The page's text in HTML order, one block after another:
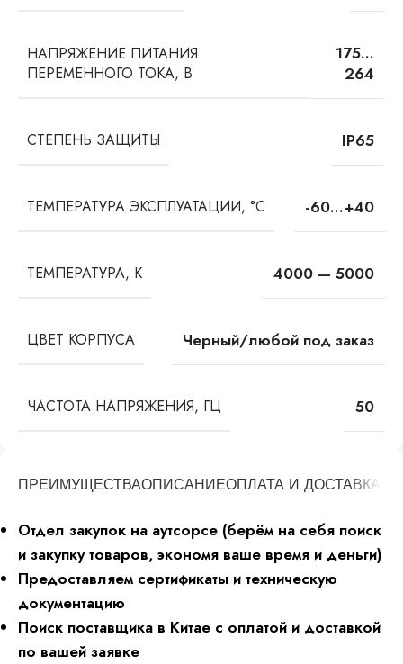
ПРЕИМУЩЕСТВАОПИСАНИЕОПЛАТА И ДОСТАВКА
Отдел закупок на аутсорсе (берём на себя поиск
и закупку товаров, экономя ваше время и деньги)
Предоставляем сертификаты и техническую
документацию
Поиск поставщика в Китае с оплатой и доставкой
по вашей заявке
НАПРЯЖЕНИЕ ПИТАНИЯ
ПЕРЕМЕННОГО ТОКА, В
175…
264
СТЕПЕНЬ ЗАЩИТЫ IP65
ТЕМПЕРАТУРА ЭКСПЛУАТАЦИИ, °С -60…+40
ТЕМПЕРАТУРА, К 4000 — 5000
ЦВЕТ КОРПУСА Черный/любой под заказ
ЧАСТОТА НАПРЯЖЕНИЯ, ГЦ 50